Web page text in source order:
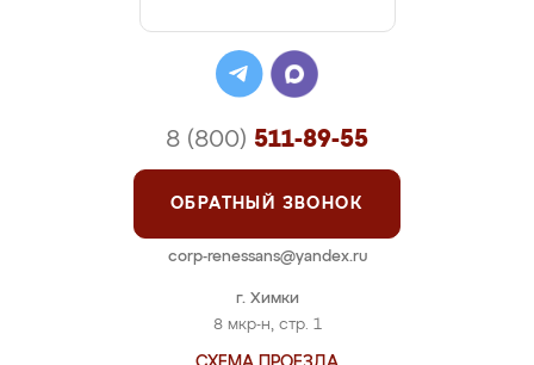
г. Химки
8 мкр-н, стр. 1
8 (800) 511-89-55
ОБРАТНЫЙ ЗВОНОК
corp-renessans@yandex.ru